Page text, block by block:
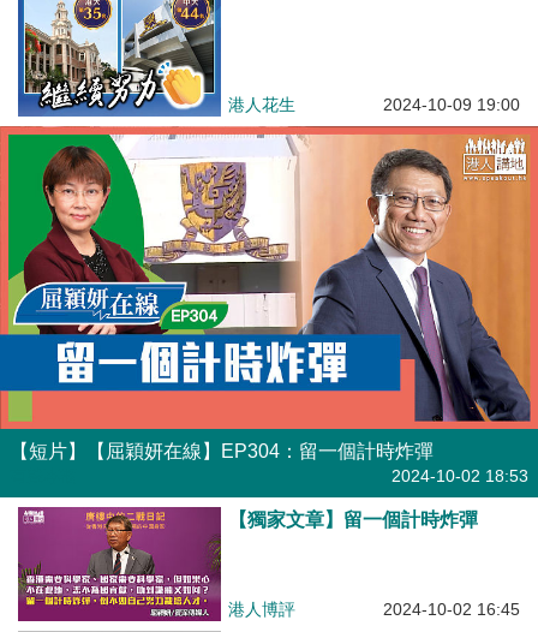
港人花生 2024-10-09 19:00
【短片】【屈穎妍在線】EP304：留一個計時炸彈
2024-10-02 18:53
【獨家文章】留一個計時炸彈
港人博評 2024-10-02 16:45